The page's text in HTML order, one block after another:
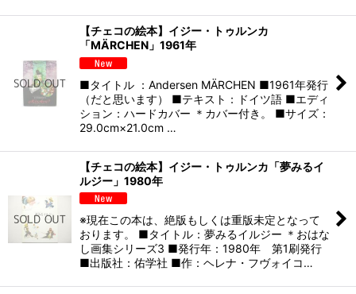
【チェコの絵本】イジー・トゥルンカ
「MÄRCHEN」1961年
■タイトル ：Andersen MÄRCHEN ■1961年発行
（だと思います） ■テキスト：ドイツ語 ■エディ
ション：ハードカバー ＊カバー付き。 ■サイズ：
29.0cm×21.0cm …
【チェコの絵本】イジー・トゥルンカ「夢みるイ
ルジー」1980年
※現在この本は、絶版もしくは重版未定となって
おります。 ■タイトル：夢みるイルジー ＊おはな
し画集シリーズ3 ■発行年：1980年 第1刷発行
■出版社：佑学社 ■作：ヘレナ・フヴォイコ…